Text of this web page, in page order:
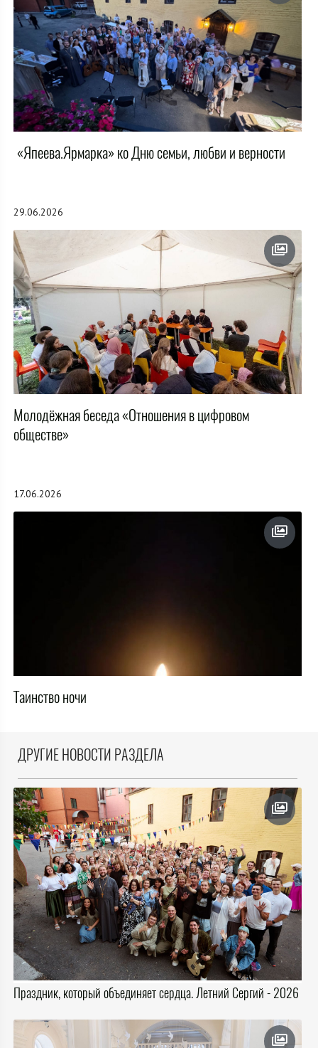
«Япеева.Ярмарка» ко Дню семьи, любви и верности
29.06.2026
Молодёжная беседа «Отношения в цифровом
обществе»
17.06.2026
Таинство ночи
ДРУГИЕ НОВОСТИ РАЗДЕЛА
Праздник, который объединяет сердца. Летний Сергий - 2026